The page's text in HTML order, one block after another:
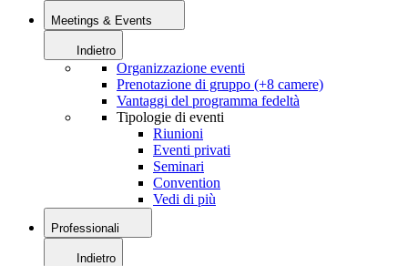
Meetings & Events
Indietro
Organizzazione eventi
Prenotazione di gruppo (+8 camere)
Vantaggi del programma fedeltà
Tipologie di eventi
Riunioni
Eventi privati
Seminari
Convention
Vedi di più
Professionali
Indietro